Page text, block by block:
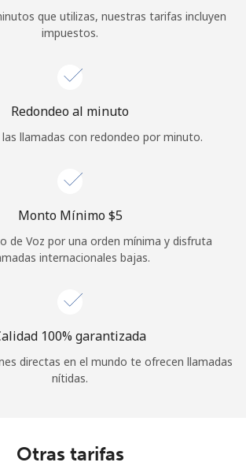
Iniciar Sesión
o
Continuar con
que utilizas, nuestras tarifas incluyen
impuestos.
Redondeo al minuto
llamadas con redondeo por minuto.
Monto Mínimo ⁦$5⁩
de Voz por una orden mínima y disfruta
internacionales bajas.
100% garantizada
directas en el mundo te ofrecen llamadas
nítidas.
Otras tarifas